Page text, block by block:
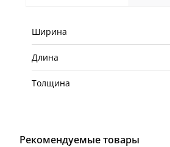
Ширина
Длина
Толщина
Рекомендуемые товары